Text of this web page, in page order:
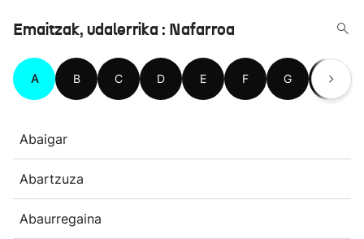
Emaitzak, udalerrika : Nafarroa
A B C D E F G H
Abaigar
Abartzuza
Abaurregaina